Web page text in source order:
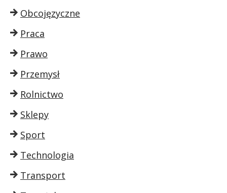
Obcojęzyczne
Praca
Prawo
Przemysł
Rolnictwo
Sklepy
Sport
Technologia
Transport